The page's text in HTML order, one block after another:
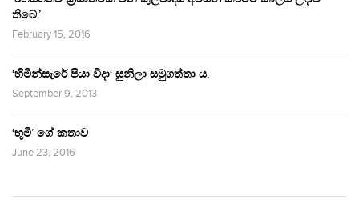
තිබේ.’
February 15, 2016
‘හිමින්සැරේ පියා විදා‘ සුනිලා සමුගත්තා ය.
September 9, 2013
‘භූමි’ ගේ කතාව
June 23, 2016